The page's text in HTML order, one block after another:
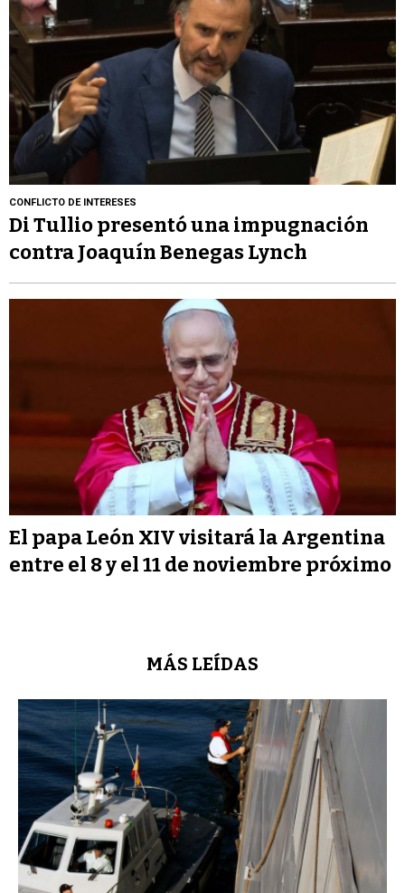
CONFLICTO DE INTERESES
Di Tullio presentó una impugnación
contra Joaquín Benegas Lynch
El papa León XIV visitará la Argentina
entre el 8 y el 11 de noviembre próximo
MÁS LEÍDAS